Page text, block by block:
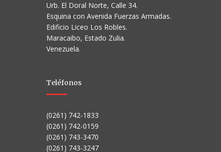
Urb. El Doral Norte, Calle 34.
Esquina con Avenida Fuerzas Armadas.
Edificio Liceo Los Robles.
Maracaibo, Estado Zulia.
Venezuela.
Teléfonos
(0261) 742-1833
(0261) 742-0159
(0261) 743-3470
(0261) 743-3247